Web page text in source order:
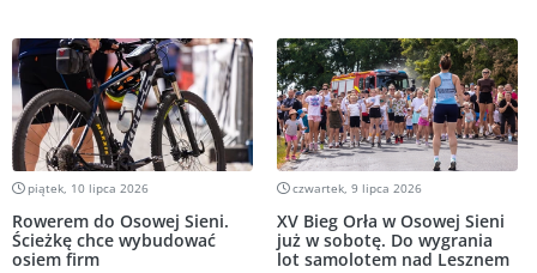
piątek, 10 lipca 2026
Rowerem do Osowej Sieni.
Ścieżkę chce wybudować
osiem firm
czwartek, 9 lipca 2026
XV Bieg Orła w Osowej Sieni
już w sobotę. Do wygrania
lot samolotem nad Lesznem